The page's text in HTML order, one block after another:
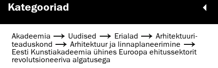
Kategooriad
Akadeemia Uudised Erialad
Arhitektuuri­
teaduskond
Arhitektuur ja linnaplaneerimine
Eesti Kunstiakadeemia ühines Euroopa ehitussektorit
revolutsioneeriva algatusega